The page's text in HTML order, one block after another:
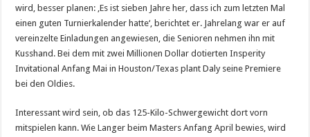
wird, besser planen: ‚Es ist sieben Jahre her, dass ich zum letzten Mal
einen guten Turnierkalender hatte‘, berichtet er. Jahrelang war er auf
vereinzelte Einladungen angewiesen, die Senioren nehmen ihn mit
Kusshand. Bei dem mit zwei Millionen Dollar dotierten Insperity
Invitational Anfang Mai in Houston/Texas plant Daly seine Premiere
bei den Oldies.
Interessant wird sein, ob das 125-Kilo-Schwergewicht dort vorn
mitspielen kann. Wie Langer beim Masters Anfang April bewies, wird